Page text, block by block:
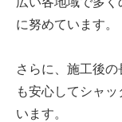
に努めています。
さらに、施工後
も安心してシャ
います。